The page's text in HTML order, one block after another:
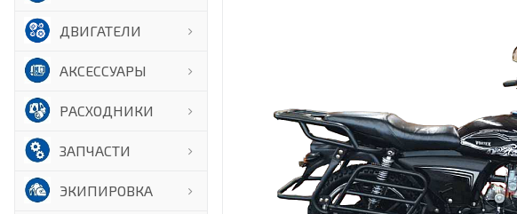
ДВИГАТЕЛИ
АКСЕССУАРЫ
РАСХОДНИКИ
ЗАПЧАСТИ
ЭКИПИРОВКА